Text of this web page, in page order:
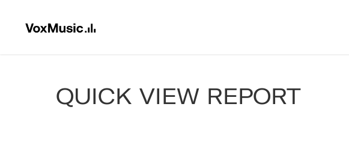
QUICK VIEW REPORT